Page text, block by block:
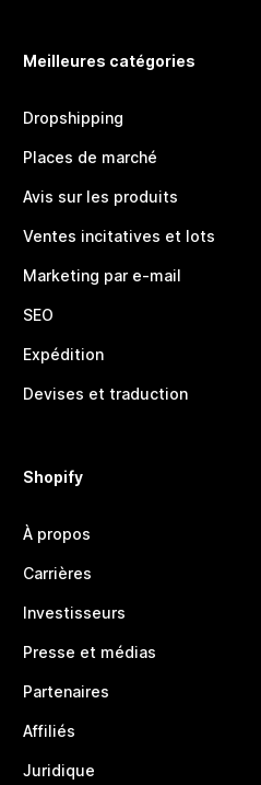
Meilleures catégories
Dropshipping
Places de marché
Avis sur les produits
Ventes incitatives et lots
Marketing par e-mail
SEO
Expédition
Devises et traduction
Shopify
À propos
Carrières
Investisseurs
Presse et médias
Partenaires
Affiliés
Juridique